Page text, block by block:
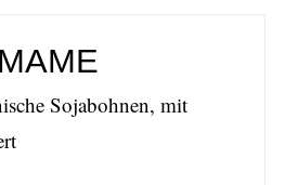
Sojabohnen, mit